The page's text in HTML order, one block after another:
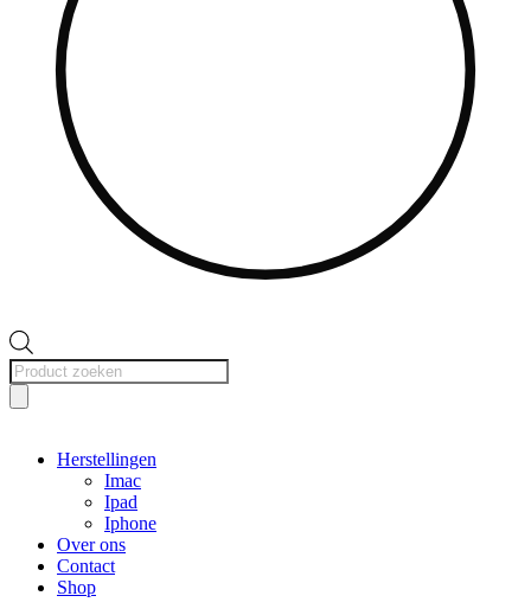
Producten
zoeken
Herstellingen
Imac
Ipad
Iphone
Over ons
Contact
Shop